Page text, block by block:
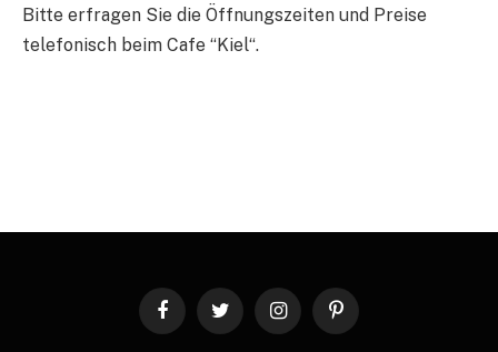
Bitte erfragen Sie die Öffnungszeiten und Preise
telefonisch beim Cafe “Kiel“.
FacebookTwitter InstagramPinterest